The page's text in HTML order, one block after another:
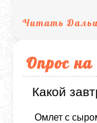
Читать
Опрос
Какой
Омлет с